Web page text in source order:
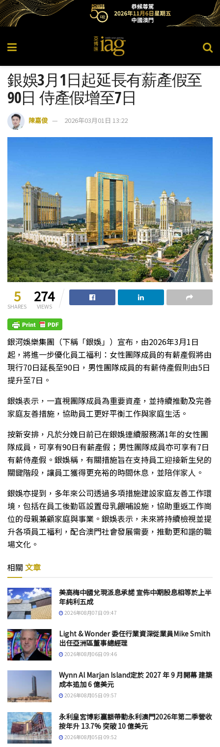
銀娛3月1日起延長有薪產假至
90日 侍產假增至7日
陳嘉俊 2026年03月01日 13:22
5
SHARES
274
VIEWS
銀河娛樂集團（下稱「銀娛」）宣布，由2026年3月1日
起，將進一步優化員工福利：女性團隊成員的有薪產假將由
現行70日延長至90日，男性團隊成員的有薪侍產假則由5日
提升至7日。
銀娛表示，一直視團隊成員為重要資產，並持續推動及完善
家庭友善措施，協助員工更好平衡工作與家庭生活。
按新安排，凡於分娩日前已在銀娛連續服務滿1年的女性團
隊成員，可享有90日有薪產假；男性團隊成員亦可享有7日
有薪侍產假。銀娛稱，有關措施旨在支持員工迎接新生兒的
關鍵階段，讓員工獲得更充裕的時間休息，並陪伴家人。
銀娛亦提到，多年來公司透過多項措施建設家庭友善工作環
境，包括在員工後勤區設置母乳餵哺設施，協助重返工作崗
位的母親兼顧家庭與事業。銀娛表示，未來將持續檢視並提
升各項員工福利，配合澳門社會發展需要，推動更和諧的職
場文化。
相關 文章
美高梅中國兌現派息承諾 宣佈中期股息相等於上半
年純利五成
2026年08月07日 09:47
Light & Wonder 委任行業資深從業員Mike Smith
出任亞洲區董事總經理
2026年08月06日 09:46
Wynn Al Marjan Island定於 2027 年 9 月開幕 建築
成本追加 6 億美元
2026年08月05日 09:57
永利皇宮博彩贏額帶動永利澳門2026年第二季營收
按年升 13.7% 突破 10 億美元
2026年08月05日 09:52